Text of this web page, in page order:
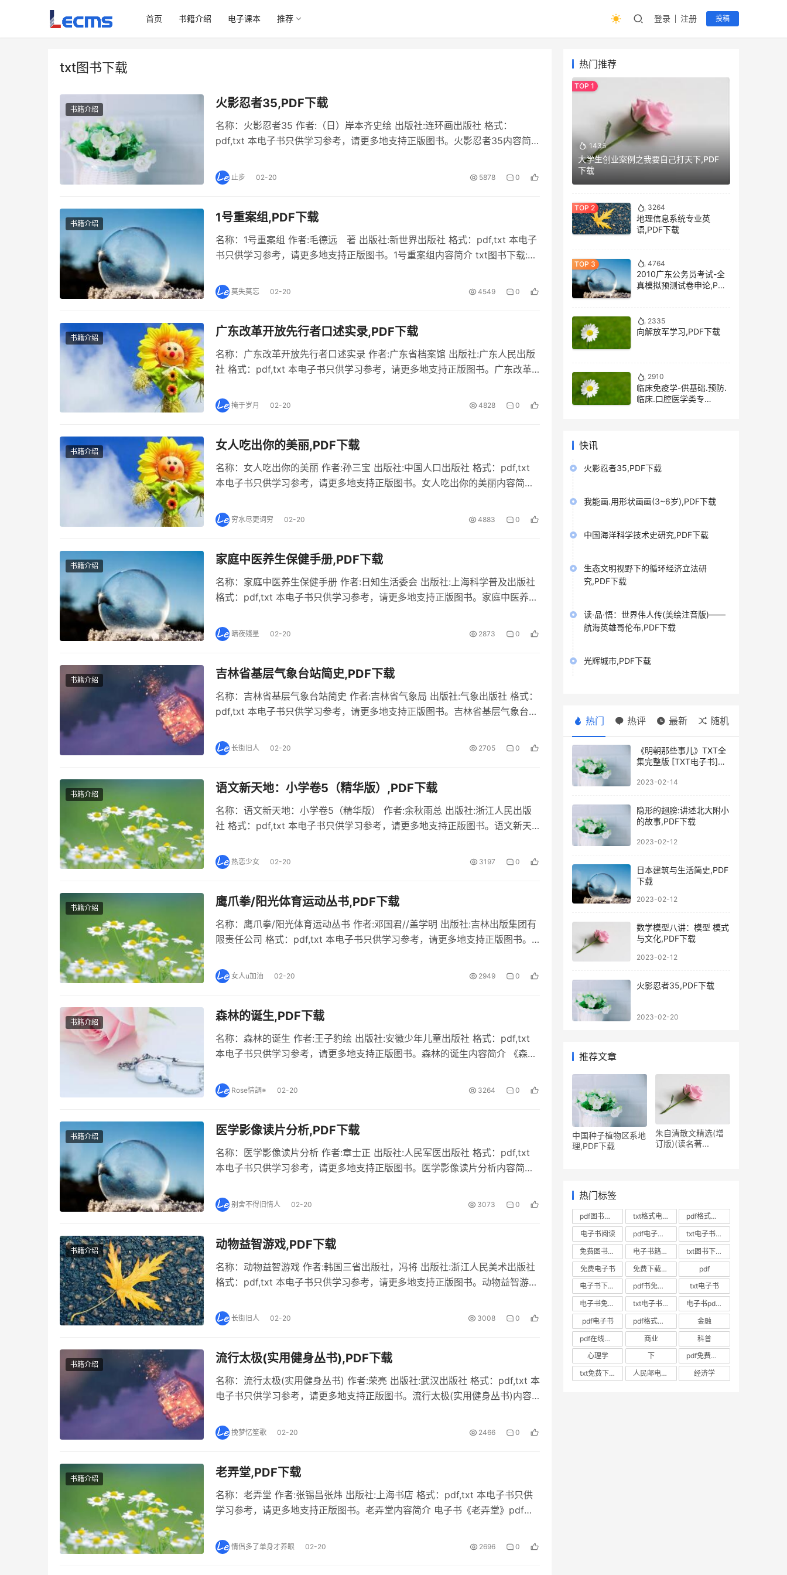
首页 书籍介绍 电子课本 推荐 登录 注册 投稿
txt图书下载
书籍介绍 火影忍者35,PDF下载
名称：火影忍者35 作者:（日）岸本齐史绘 出版社:连环画出版社 格式：
pdf,txt 本电子书只供学习参考，请更多地支持正版图书。火影忍者35内容简
《火影忍者35》主要是由网络收集整理来的，最终著作权仍归属...
止步 02-20 5878 0
书籍介绍 1号重案组,PDF下载
名称：1号重案组 作者:毛德远 著 出版社:新世界出版社 格式：pdf,txt 本电子
书只供学习参考，请更多地支持正版图书。1号重案组内容简介 txt图书下载:
版社正式出版。 1号重案组部分内容 笔名绿野村...
莫失莫忘 02-20 4549 0
书籍介绍 广东改革开放先行者口述实录,PDF下载
名称：广东改革开放先行者口述实录 作者:广东省档案馆 出版社:广东人民出版
社 格式：pdf,txt 本电子书只供学习参考，请更多地支持正版图书。广东改革
书。 广东改革开放先行者口述实录部分内容 “个体”...
掩于岁月 02-20 4828 0
书籍介绍 女人吃出你的美丽,PDF下载
名称：女人吃出你的美丽 作者:孙三宝 出版社:中国人口出版社 格式：pdf,txt
本电子书只供学习参考，请更多地支持正版图书。女人吃出你的美丽内容简介
图书下载《女人吃出你的美丽》的作者孙三宝和中国...
穷水尽更词穷 02-20 4883 0
书籍介绍 家庭中医养生保健手册,PDF下载
名称：家庭中医养生保健手册 作者:日知生活委会 出版社:上海科学普及出版社
格式：pdf,txt 本电子书只供学习参考，请更多地支持正版图书。家庭中医养生
保健手册部分内容 不同的季节吃些什么最滋补？若...
暗夜殘星 02-20 2873 0
书籍介绍 吉林省基层气象台站简史,PDF下载
名称：吉林省基层气象台站简史 作者:吉林省气象局 出版社:气象出版社 格式：
pdf,txt 本电子书只供学习参考，请更多地支持正版图书。吉林省基层气象台站
站简史部分内容 本站的pdf电子书《吉林省基层气...
长街旧人 02-20 2705 0
书籍介绍 语文新天地：小学卷5（精华版）,PDF下载
名称：语文新天地：小学卷5（精华版） 作者:余秋雨总 出版社:浙江人民出版
社 格式：pdf,txt 本电子书只供学习参考，请更多地支持正版图书。语文新天
读。 语文新天地：小学卷5（精华版）部分内容 这套...
热恋少女 02-20 3197 0
书籍介绍 鹰爪拳/阳光体育运动丛书,PDF下载
名称：鹰爪拳/阳光体育运动丛书 作者:邓国君//盖学明 出版社:吉林出版集团有
限责任公司 格式：pdf,txt 本电子书只供学习参考，请更多地支持正版图书。
读。 鹰爪拳/阳光体育运动丛书部分内容 吉林体育学...
女人u加油 02-20 2949 0
书籍介绍 森林的诞生,PDF下载
名称：森林的诞生 作者:王子豹绘 出版社:安徽少年儿童出版社 格式：pdf,txt
本电子书只供学习参考，请更多地支持正版图书。森林的诞生内容简介 《森林
作品。但是，那本书的图和文字都很艰深。作者先用...
Rose情調※ 02-20 3264 0
书籍介绍 医学影像读片分析,PDF下载
名称：医学影像读片分析 作者:章士正 出版社:人民军医出版社 格式：pdf,txt
本电子书只供学习参考，请更多地支持正版图书。医学影像读片分析内容简介
学随着影像设备的发展而突飞大进，ct、mri已成为...
别舍不得旧情人 02-20 3073 0
书籍介绍 动物益智游戏,PDF下载
名称：动物益智游戏 作者:韩国三省出版社，冯将 出版社:浙江人民美术出版社
格式：pdf,txt 本电子书只供学习参考，请更多地支持正版图书。动物益智游戏
在线阅读《动物益智游戏》作者韩国三省出书社，...
长街旧人 02-20 3008 0
书籍介绍 流行太极(实用健身丛书),PDF下载
名称：流行太极(实用健身丛书) 作者:荣亮 出版社:武汉出版社 格式：pdf,txt 本
电子书只供学习参考，请更多地支持正版图书。流行太极(实用健身丛书)内容
部分内容 pdf电子书介绍《流行太极(实用健身丛书...
挽梦忆笙歌 02-20 2466 0
书籍介绍 老弄堂,PDF下载
名称：老弄堂 作者:张锡昌张炜 出版社:上海书店 格式：pdf,txt 本电子书只供
学习参考，请更多地支持正版图书。老弄堂内容简介 电子书《老弄堂》pdf格
海所特有的一种栖身样式，是干百万上海人生于斯，...
情侣多了单身才养眼 02-20 2696 0
热门推荐
1435
大学生创业案例之我要自己打天下,PDF
下载
3264
地理信息系统专业英
语,PDF下载
4764
2010广东公务员考试-全
真模拟预测试卷申论,PDF
2335
向解放军学习,PDF下载
2910
临床免疫学-供基础.预防.
临床.口腔医学类专
快讯
火影忍者35,PDF下载
我能画.用形状画画(3~6岁),PDF下载
中国海洋科学技术史研究,PDF下载
生态文明视野下的循环经济立法研
究,PDF下载
读·品·悟：世界伟人传(美绘注音版)——
航海英雄哥伦布,PDF下载
光辉城市,PDF下载
热门 热评 最新 随机
《明朝那些事儿》TXT全
集完整版 [TXT电子书]下
2023-02-14
隐形的翅膀:讲述北大附小
的故事,PDF下载
2023-02-12
日本建筑与生活简史,PDF
下载
2023-02-12
数学模型八讲：模型 模式
与文化,PDF下载
2023-02-12
火影忍者35,PDF下载
2023-02-20
推荐文章
中国种子植物区系地
理,PDF下载
朱自清散文精选(增
订版)(读名著...
热门标签
pdf图书下载 txt格式电子书下载
pdf格式电子书下载
电子书阅读
pdf电子书免费下载
txt电子书阅读
免费图书下载
电子书籍下载
txt图书下载
免费电子书
免费下载电子书
pdf
电子书下载pdf
pdf书免费下载
txt电子书
电子书免费下载
txt电子书免费下载
电子书pdf下载
pdf电子书
pdf格式电子书
金融
pdf在线阅读
商业
科普
心理学
下
pdf免费阅读
txt免费下载
人民邮电出版社 经济学